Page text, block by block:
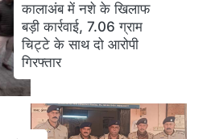
कालाअंब में नशे के खिलाफ
बड़ी कार्रवाई, 7.06 ग्राम
चिट्टे के साथ दो आरोपी
गिरफ्तार